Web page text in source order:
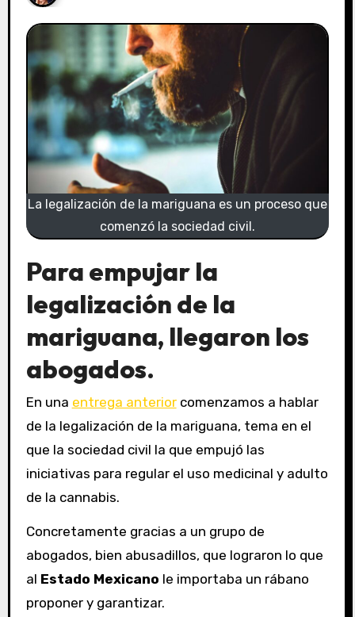
La legalización de la mariguana es un proceso que
comenzó la sociedad civil.
Para empujar la
legalización de la
mariguana, llegaron los
abogados.
En una entrega anteriorcomenzamos a hablar
de la legalización de la mariguana, tema en el
que la sociedad civil la que empujó las
iniciativas para regular el uso medicinal y adulto
de la cannabis.
Concretamente gracias a un grupo de
abogados, bien abusadillos, que lograron lo que
al Estado Mexicano le importaba un rábano
proponer y garantizar.